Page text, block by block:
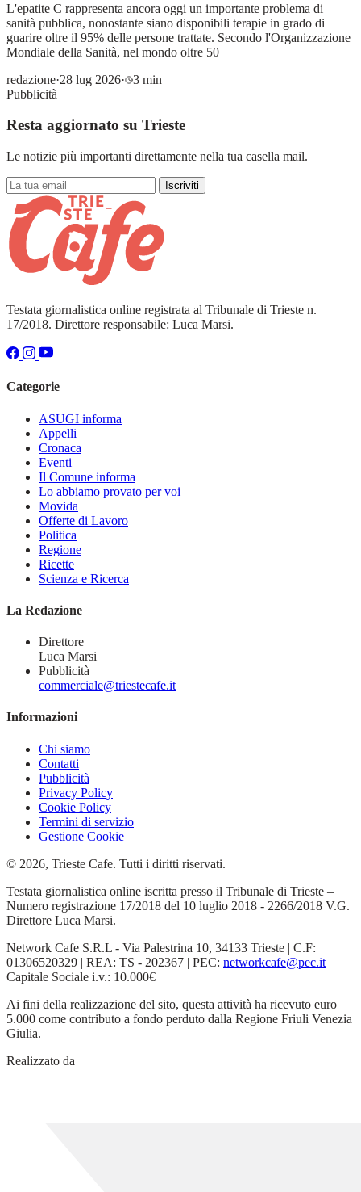
L'epatite C rappresenta ancora oggi un importante problema di
sanità pubblica, nonostante siano disponibili terapie in grado di
guarire oltre il 95% delle persone trattate. Secondo l'Organizzazione
Mondiale della Sanità, nel mondo oltre 50
redazione·28 lug 2026·
3 min
Pubblicità
Resta aggiornato su Trieste
Le notizie più importanti direttamente nella tua casella mail.
Iscriviti
Testata giornalistica online registrata al Tribunale di Trieste n.
17/2018. Direttore responsabile: Luca Marsi.
Categorie
ASUGI informa
Appelli
Cronaca
Eventi
Il Comune informa
Lo abbiamo provato per voi
Movida
Offerte di Lavoro
Politica
Regione
Ricette
Scienza e Ricerca
La Redazione
Direttore
Luca Marsi
Pubblicità
commerciale@triestecafe.it
Informazioni
Chi siamo
Contatti
Pubblicità
Privacy Policy
Cookie Policy
Termini di servizio
Gestione Cookie
© 2026, Trieste Cafe. Tutti i diritti riservati.
Testata giornalistica online iscritta presso il Tribunale di Trieste –
Numero registrazione 17/2018 del 10 luglio 2018 - 2266/2018 V.G.
Direttore Luca Marsi.
Network Cafe S.R.L - Via Palestrina 10, 34133 Trieste | C.F:
01306520329 | REA: TS - 202367 | PEC: networkcafe@pec.it |
Capitale Sociale i.v.: 10.000€
Ai fini della realizzazione del sito, questa attività ha ricevuto euro
5.000 come contributo a fondo perduto dalla Regione Friuli Venezia
Giulia.
Realizzato da